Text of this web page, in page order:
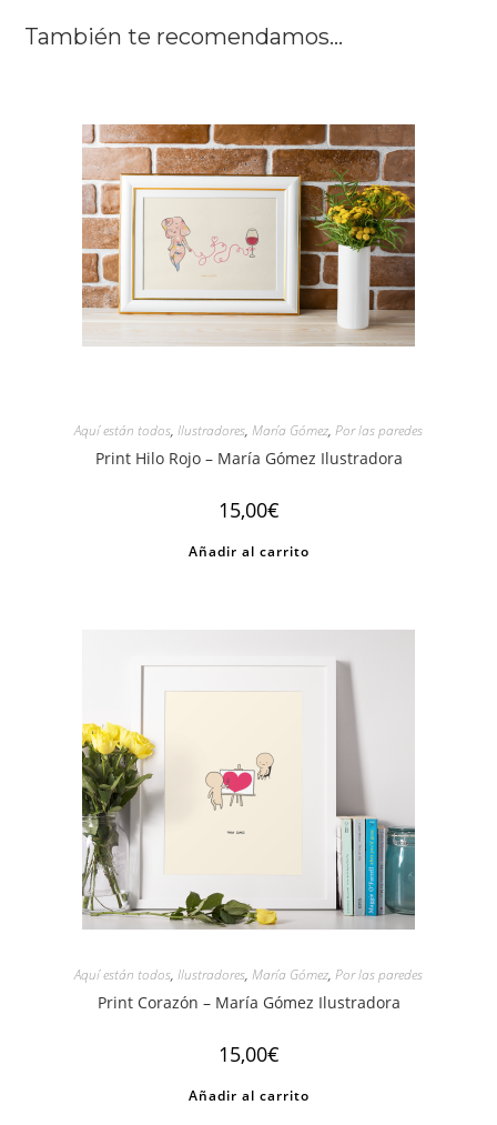
También te recomendamos…
Aquí están todos, Ilustradores, María Gómez, Por las paredes
Print Hilo Rojo – María Gómez Ilustradora
15,00€
Añadir al carrito
Aquí están todos, Ilustradores, María Gómez, Por las paredes
Print Corazón – María Gómez Ilustradora
15,00€
Añadir al carrito